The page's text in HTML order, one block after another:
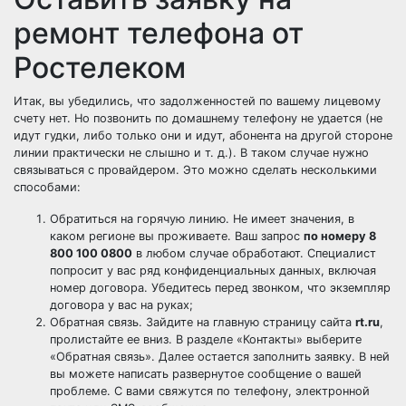
ремонт телефона от
Ростелеком
Итак, вы убедились, что задолженностей по вашему лицевому
счету нет. Но позвонить по домашнему телефону не удается (не
идут гудки, либо только они и идут, абонента на другой стороне
линии практически не слышно и т. д.). В таком случае нужно
связываться с провайдером. Это можно сделать несколькими
способами:
Обратиться на горячую линию. Не имеет значения, в
каком регионе вы проживаете. Ваш запрос по номеру 8
800 100 0800 в любом случае обработают. Специалист
попросит у вас ряд конфиденциальных данных, включая
номер договора. Убедитесь перед звонком, что экземпляр
договора у вас на руках;
Обратная связь. Зайдите на главную страницу сайта rt.ru,
пролистайте ее вниз. В разделе «Контакты» выберите
«Обратная связь». Далее остается заполнить заявку. В ней
вы можете написать развернутое сообщение о вашей
проблеме. С вами свяжутся по телефону, электронной